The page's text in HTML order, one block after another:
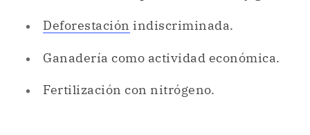
Deforestación indiscriminada.
Ganadería como actividad económica.
Fertilización con nitrógeno.